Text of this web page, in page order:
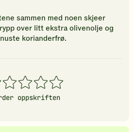
sammen med noen skjeer
over litt ekstra olivenolje og
korianderfrø.
2
stjerner
3
stjerner
4
stjerner
5
stjerner
oppskriften